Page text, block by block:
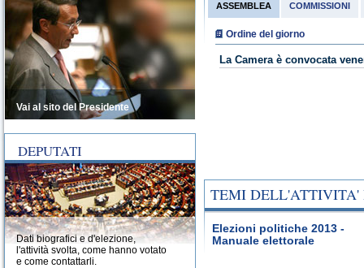
ASSEMBLEA
Ordine del giorno
La Camera è convocata
COMMISSIONI
TEMI DELL'ATTIVITA'
Elezioni politiche 2013 -
Manuale elettorale
Vai al sito del Presidente
DEPUTATI
Dati biografici e d'elezione,
l'attività svolta, come hanno votato
e come contattarli.